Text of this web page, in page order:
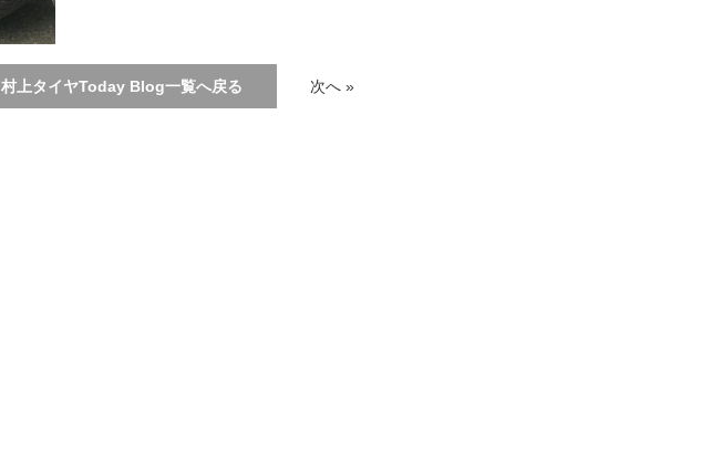
村上タイヤToday Blog一覧へ戻る 次へ »